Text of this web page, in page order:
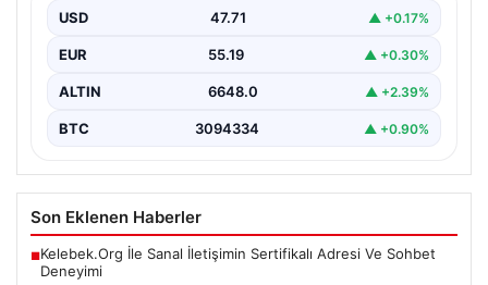
USD 47.71 ▲ +0.17%
EUR 55.19 ▲ +0.30%
ALTIN 6648.0 ▲ +2.39%
BTC 3094334 ▲ +0.90%
Son Eklenen Haberler
■Kelebek.Org İle Sanal İletişimin Sertifikalı Adresi Ve Sohbet
Deneyimi